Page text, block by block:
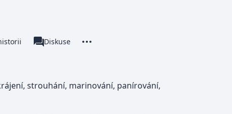
associated-pages
Kategorie
Diskuse More actions
strouhání, marinování, panírování,